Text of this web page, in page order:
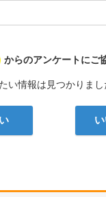
病院なび
からのアンケートにご
い情報は見つかりま
い